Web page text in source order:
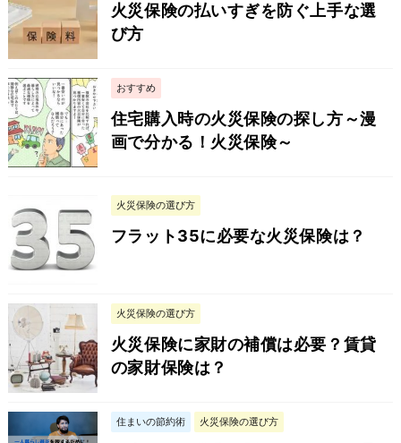
火災保険の払いすぎを防ぐ上手な選
び方
おすすめ
住宅購入時の火災保険の探し方～漫
画で分かる！火災保険～
火災保険の選び方
フラット35に必要な火災保険は？
火災保険の選び方
火災保険に家財の補償は必要？賃貸
の家財保険は？
住まいの節約術 火災保険の選び方